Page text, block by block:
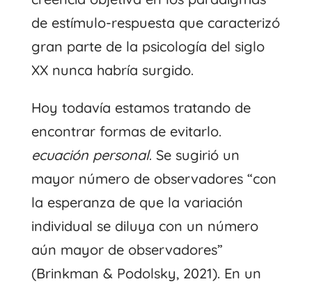
de estímulo-respuesta que caracterizó
gran parte de la psicología del siglo
XX nunca habría surgido.
Hoy todavía estamos tratando de
encontrar formas de evitarlo.
ecuación personal. Se sugirió un
mayor número de observadores “con
la esperanza de que la variación
individual se diluya con un número
aún mayor de observadores”
(Brinkman & Podolsky, 2021). En un